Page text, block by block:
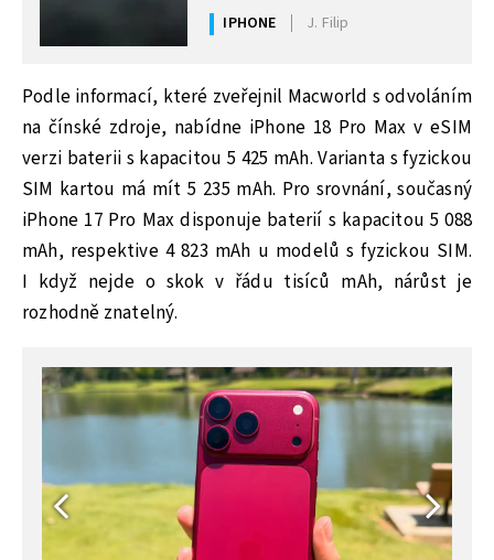
IPHONE J. Filip
Podle informací, které zveřejnil Macworld s odvoláním
na čínské zdroje, nabídne iPhone 18 Pro Max v eSIM
verzi baterii s kapacitou 5 425 mAh. Varianta s fyzickou
SIM kartou má mít 5 235 mAh. Pro srovnání, současný
iPhone 17 Pro Max disponuje baterií s kapacitou 5 088
mAh, respektive 4 823 mAh u modelů s fyzickou SIM.
I když nejde o skok v řádu tisíců mAh, nárůst je
rozhodně znatelný.